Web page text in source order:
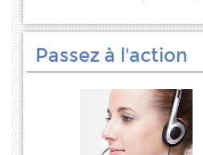
Passez à l'action